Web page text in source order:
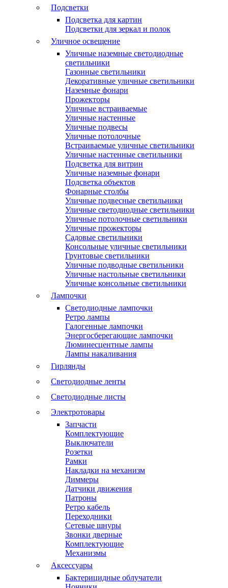
Подсветки
Подсветка для картин
Подсветки для зеркал и полок
Уличное освещение
Уличные наземные светодиодные
светильники
Газонные светильники
Декоративные уличные светильники
Наземные фонари
Прожекторы
Уличные встраиваемые
Уличные настенные
Уличные подвесы
Уличные потолочные
Встраиваемые уличные светильники
Уличные настенные светильники
Подсветка для витрин
Уличные наземные фонари
Подсветка объектов
Фонарные столбы
Уличные подвесные светильники
Уличные светодиодные светильники
Уличные потолочные светильники
Уличные прожекторы
Садовые светильники
Консольные уличные светильники
Грунтовые светильники
Уличные подводные светильники
Уличные настольные светильники
Уличные консольные светильники
Лампочки
Светодиодные лампочки
Ретро лампы
Галогенные лампочки
Энергосберегающие лампочки
Люминесцентные лампы
Лампы накаливания
Гирлянды
Светодиодные ленты
Светодиодные листы
Электротовары
Запчасти
Комплектующие
Выключатели
Розетки
Рамки
Накладки на механизм
Диммеры
Датчики движения
Патроны
Ретро кабель
Переходники
Сетевые шнуры
Звонки дверные
Комплектующие
Механизмы
Аксессуары
Бактерицидные облучатели